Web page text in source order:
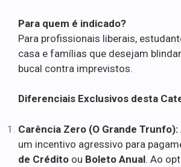
Para quem é indicado?
Para profissionais liberais,
casa e famílias que desejam
bucal contra imprevistos.
Diferenciais Exclusivos desta
Carência Zero (O Grande Trunfo):
um incentivo agressivo para
de Crédito ou Boleto Anual. Ao